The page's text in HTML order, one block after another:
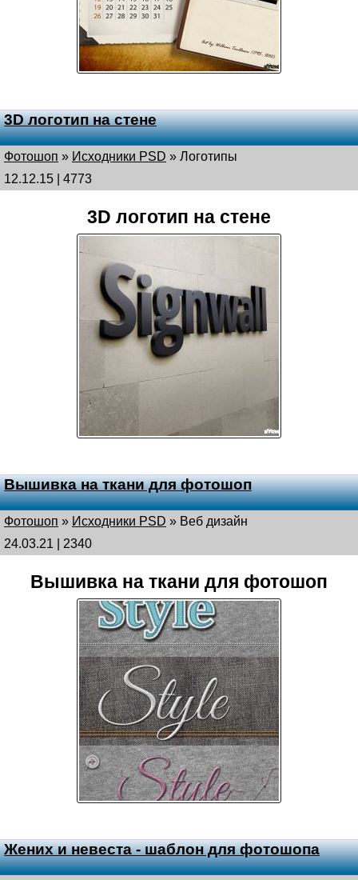
3D логотип на стене
Фотошоп » Исходники PSD » Логотипы
12.12.15 | 4773
3D логотип на стене
Вышивка на ткани для фотошоп
Фотошоп » Исходники PSD » Веб дизайн
24.03.21 | 2340
Вышивка на ткани для фотошоп
Жених и невеста - шаблон для фотошопа